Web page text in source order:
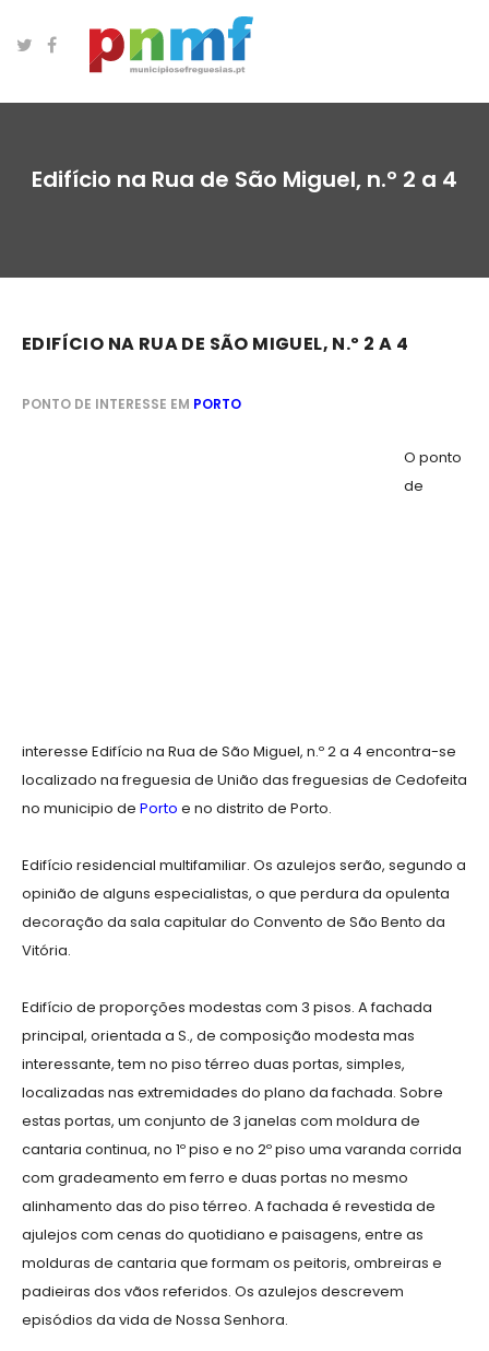
Edifício na Rua de São Miguel, n.º 2 a 4
EDIFÍCIO NA RUA DE SÃO MIGUEL, N.º 2 A 4
PONTO DE INTERESSE EM PORTO
O ponto
de
interesse Edifício na Rua de São Miguel, n.º 2 a 4 encontra-se
localizado na freguesia de União das freguesias de Cedofeita
no municipio de Porto e no distrito de Porto.
Edifício residencial multifamiliar. Os azulejos serão, segundo a
opinião de alguns especialistas, o que perdura da opulenta
decoração da sala capitular do Convento de São Bento da
Vitória.
Edifício de proporções modestas com 3 pisos. A fachada
principal, orientada a S., de composição modesta mas
interessante, tem no piso térreo duas portas, simples,
localizadas nas extremidades do plano da fachada. Sobre
estas portas, um conjunto de 3 janelas com moldura de
cantaria continua, no 1º piso e no 2º piso uma varanda corrida
com gradeamento em ferro e duas portas no mesmo
alinhamento das do piso térreo. A fachada é revestida de
ajulejos com cenas do quotidiano e paisagens, entre as
molduras de cantaria que formam os peitoris, ombreiras e
padieiras dos vãos referidos. Os azulejos descrevem
episódios da vida de Nossa Senhora.